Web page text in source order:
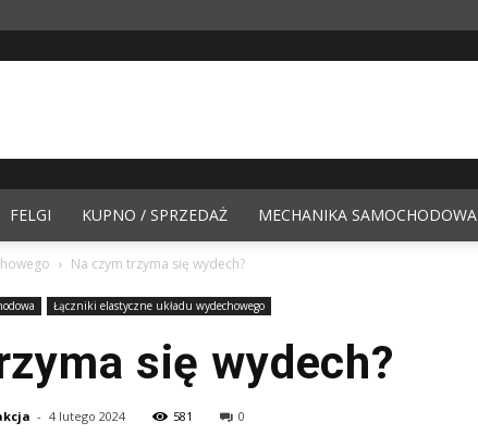
FELGI KUPNO / SPRZEDAŻ MECHANIKA SAMOCHODOWA
Na czym trzyma się wydech?
Łączniki elastyczne układu wydechowego
się wydech?
- 4 lutego 2024 581 0